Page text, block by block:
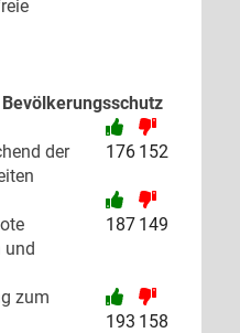
der
176 152
und
187 149
zum
193 158